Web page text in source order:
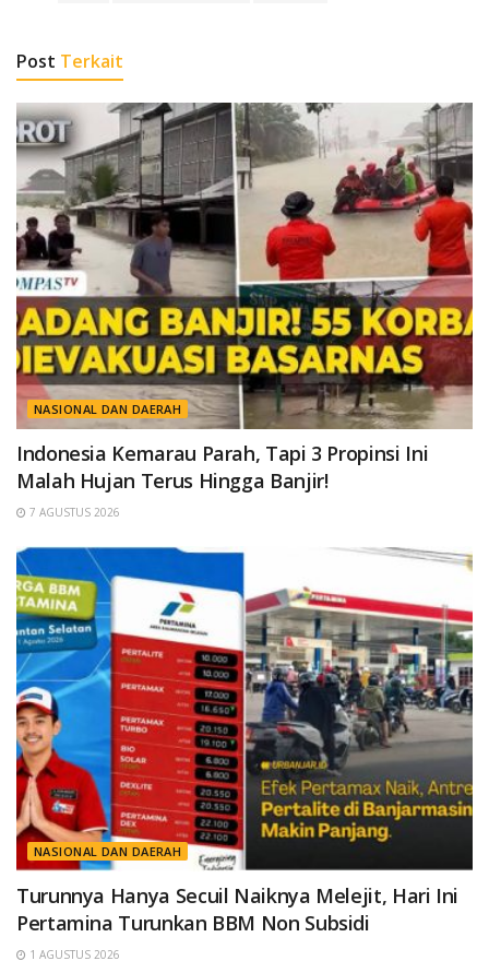
Post Terkait
NASIONAL DAN DAERAH
Indonesia Kemarau Parah, Tapi 3 Propinsi Ini
Malah Hujan Terus Hingga Banjir!
7 AGUSTUS 2026
NASIONAL DAN DAERAH
Turunnya Hanya Secuil Naiknya Melejit, Hari Ini
Pertamina Turunkan BBM Non Subsidi
1 AGUSTUS 2026